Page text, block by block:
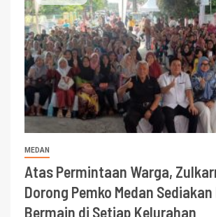
MEDAN
Atas Permintaan Warga,
Dorong Pemko Medan
Bermain di Setiap Kelurahan